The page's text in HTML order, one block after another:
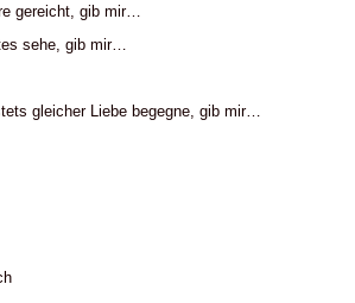
gereicht, gib mir…
sehe, gib mir…
gleicher Liebe begegne, gib mir…